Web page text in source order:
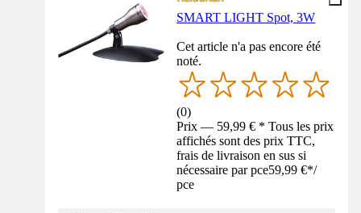
SMART LIGHT Spot, 3W
Cet article n'a pas encore été
noté.
(0)
Prix — 59,99 € * Tous les prix
affichés sont des prix TTC,
frais de livraison en sus si
nécessaire par pce59,99 €*/
pce